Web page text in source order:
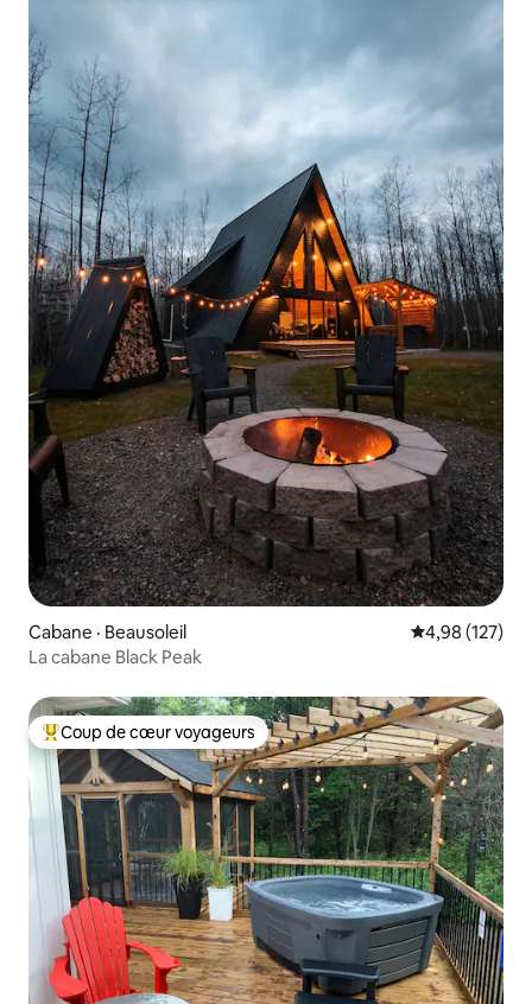
Cabane · Beausoleil Note
4,98 (127)
La cabane Black Peak
Coup de cœur voyageurs parmi les plus aimés
Coup de cœur voyageurs